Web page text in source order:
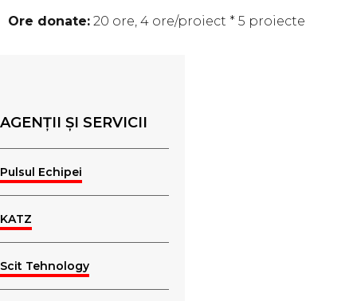
Ore donate: 20 ore, 4 ore/proiect * 5 proiecte
AGENȚII ȘI SERVICII
Pulsul Echipei
KATZ
Scit Tehnology